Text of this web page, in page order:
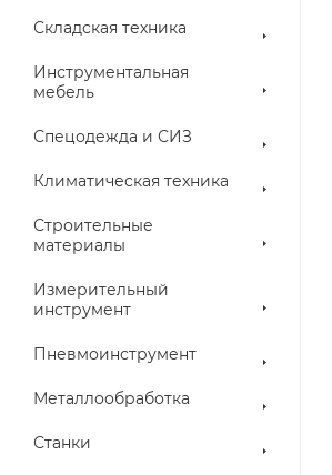
Складская техника
Инструментальная
мебель
Спецодежда и СИЗ
Климатическая техника
Строительные
материалы
Измерительный
инструмент
Пневмоинструмент
Металлообработка
Станки